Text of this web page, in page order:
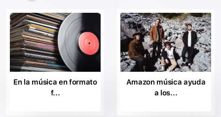
Epic Records
Registros Esenciales;
Esencial de la Adoración;
En la música en formato
f...
Amazon música ayuda
a los...